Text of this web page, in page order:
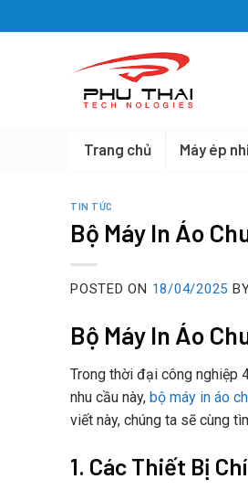
to
Trang chủ Máy ép
TIN TỨC
Bộ Máy In Áo
POSTED ON 18/04/2025
Bộ Máy In Áo
Trong thời đại công nghiệp
nhu cầu này, bộ máy in áo
viết này, chúng ta sẽ cùng
1. Các Thiết Bị